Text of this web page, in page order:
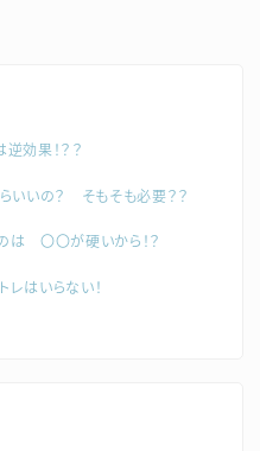
効果！？？
いいの？ そもそも必要？？
〇〇が硬いから！？
はいらない！